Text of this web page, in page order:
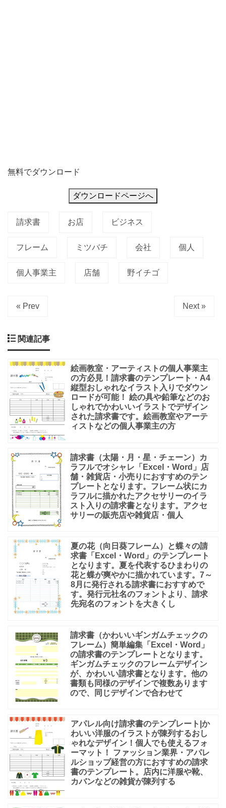
無料でダウンロード
ダウンロードページへ
請求書 お店 ビジネス
フレーム ミツバチ 会社 個人
個人事業主 店舗 野イチゴ
« Prev Next »
関連記事
絵画教室・アーティストの個人事業主
の方必見！請求書のテンプレート・A4
縦型おしゃれなイラスト入りでダウン
ロードが可能！ 絵の具や鉛筆などのお
しゃれでかわいいイラストでデザイン
された請求書です。絵画教室やアーテ
ィストなどの個人事業主の方
請求書（太陽・月・星・チェーン）カ
ラフルでオシャレ「Excel・Word」店
舗・雑貨店・小売りにおすすめのテン
プレートとなります。フレーム状にカ
ラフルに描かれたアクセサリーのイラ
スト入りの請求書となります。アクセ
サリーの販売店や雑貨店・個人
夏の花（向日葵フレーム）と蝶々の請
求書「Excel・Word」のテンプレート
となります。夏を代表するひまわりの
花と蝶が爽やかに描かれています。7～
8月に発行される請求書におすすめで
す。発行元社名のフォントより、請求
先宛名のフォントを大きくし
請求書（かわいいギンガムチェックの
フレーム）簡単編集「Excel・Word」
の請求書のテンプレートとなります。
ギンガムチェックのフレームデザイン
が、かわいい請求書となります。他の
書類も同様のデザインで複数あります
ので、同じデザインで合わせて
アパレル向け請求書のテンプレート|か
わいい洋服のイラストが陳列するおし
ゃれなデザイン！個人でも使えるフォ
ーマット！ ファッション業界・アパレ
ルショップ経営の方におすすめの請求
書のテンプレート。店内に洋服や靴、
カバンなどの雑貨が陳列する